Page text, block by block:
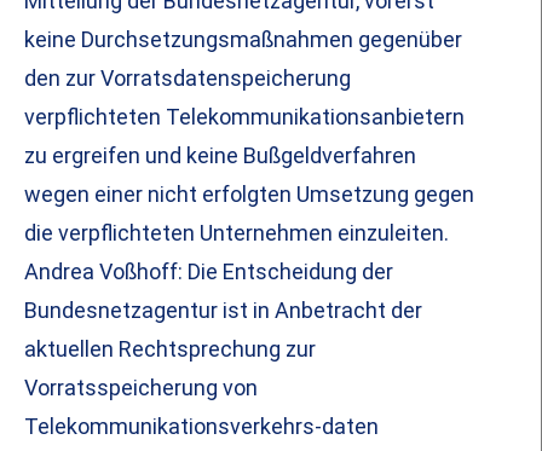
keine Durchsetzungsmaßnahmen gegenüber
den zur Vorratsdatenspeicherung
verpflichteten Telekommunikationsanbietern
zu ergreifen und keine Bußgeldverfahren
wegen einer nicht erfolgten Umsetzung gegen
die verpflichteten Unternehmen einzuleiten.
Andrea Voßhoff: Die Entscheidung der
Bundesnetzagentur ist in Anbetracht der
aktuellen Rechtsprechung zur
Vorratsspeicherung von
Telekommunikationsverkehrs-daten